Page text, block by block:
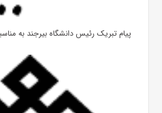
پیام تبریک رئیس دانشگاه بیرجند به